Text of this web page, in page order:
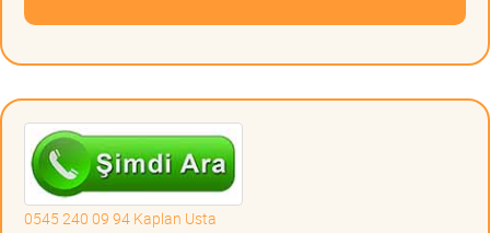
0545 240 09 94 Kaplan Usta